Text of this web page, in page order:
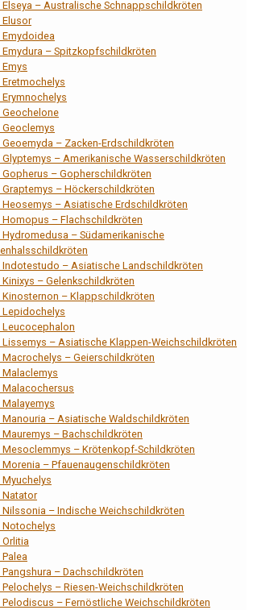
Elseya – Australische Schnappschildkröten
Emydoidea
Emydura – Spitzkopfschildkröten
Geochelone
– Zacken-Erdschildkröten
Glyptemys – Amerikanische Wasserschildkröten
Gopherus – Gopherschildkröten
Graptemys – Höckerschildkröten
Heosemys – Asiatische Erdschildkröten
Homopus – Flachschildkröten
Hydromedusa – Südamerikanische
Indotestudo – Asiatische Landschildkröten
– Gelenkschildkröten
Kinosternon – Klappschildkröten
Lepidochelys
Leucocephalon
Lissemys – Asiatische Klappen-Weichschildkröten
Macrochelys – Geierschildkröten
Malaclemys
Malacochersus
Manouria – Asiatische Waldschildkröten
Mauremys – Bachschildkröten
Mesoclemmys – Krötenkopf-Schildkröten
Morenia – Pfauenaugenschildkröten
Natator
Nilssonia – Indische Weichschildkröten
Notochelys
– Dachschildkröten
– Riesen-Weichschildkröten
Pelodiscus – Fernöstliche Weichschildkröten